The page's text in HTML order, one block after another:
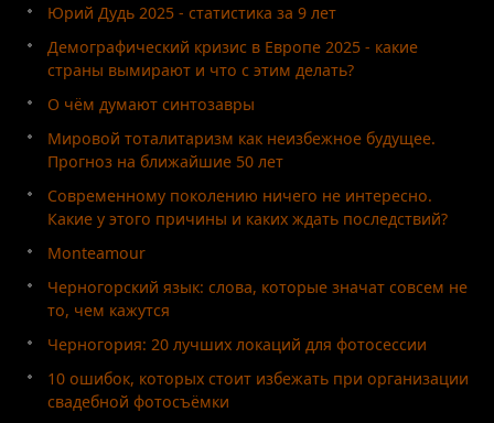
Юрий Дудь 2025 - статистика за 9 лет
Демографический кризис в Европе 2025 - какие
страны вымирают и что с этим делать?
О чём думают синтозавры
Мировой тоталитаризм как неизбежное будущее.
Прогноз на ближайшие 50 лет
Современному поколению ничего не интересно.
Какие у этого причины и каких ждать последствий?
Monteamour
Черногорский язык: слова, которые значат совсем не
то, чем кажутся
Черногория: 20 лучших локаций для фотосессии
10 ошибок, которых стоит избежать при организации
свадебной фотосъёмки